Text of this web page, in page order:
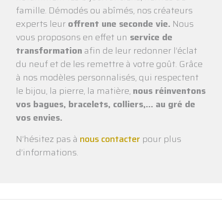
famille. Démodés ou abîmés, nos créateurs
experts leur offrent une seconde vie. Nous
vous proposons en effet un service de
transformation afin de leur redonner l’éclat
du neuf et de les remettre à votre goût. Grâce
à nos modèles personnalisés, qui respectent
le bijou, la pierre, la matière, nous réinventons
vos bagues, bracelets, colliers,… au gré de
vos envies.
N’hésitez pas à nous contacter pour plus
d’informations.